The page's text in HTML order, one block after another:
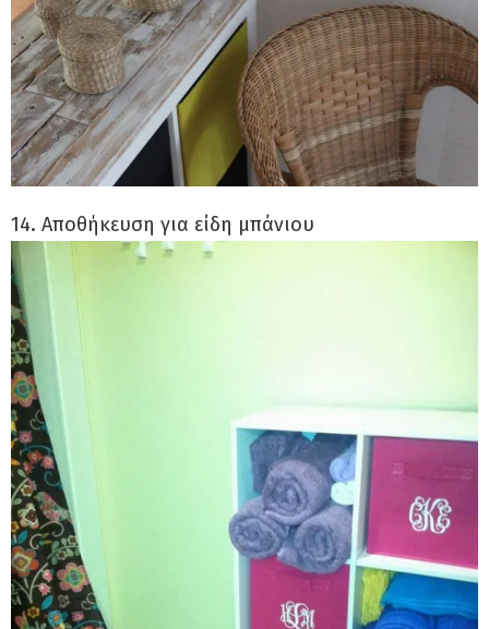
14. Αποθήκευση για είδη μπάνιου